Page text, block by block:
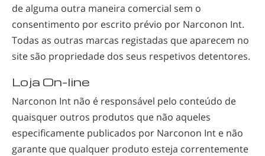
de alguma outra maneira comercial sem o
consentimento por escrito prévio por Narconon Int.
Todas as outras marcas registadas que aparecem no
site são propriedade dos seus respetivos detentores.
Loja On–line
Narconon Int não é responsável pelo conteúdo de
quaisquer outros produtos que não aqueles
especificamente publicados por Narconon Int e não
garante que qualquer produto esteja correntemente